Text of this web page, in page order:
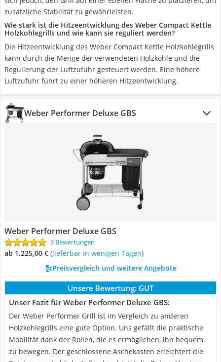
zusätzliche Stabilität zu gewährleisten.
Wie stark ist die Hitzeentwicklung des Weber Compact Kettle
Holzkohlegrills und wie kann sie reguliert werden?
Die Hitzeentwicklung des Weber Compact Kettle Holzkohlegrills
kann durch die Menge der verwendeten Holzkohle und die
Regulierung der Luftzufuhr gesteuert werden. Eine höhere
Luftzufuhr führt zu einer höheren Hitzeentwicklung.
Weber Performer Deluxe GBS
Weber Performer Deluxe GBS
3 Bewertungen
ab 1.225,00 € ( Lieferbar in wenigen Tagen)
Preisvergleich und weitere Angebote
Unsere Bewertung: GUT
Unser Fazit für Weber Performer Deluxe GBS:
Der Weber Performer Grill ist im Vergleich zu anderen
Holzkohlegrills eine gute Option. Uns gefällt die praktische
Mobilität dank der Rollen, die es ermöglichen, ihn bequem
zu bewegen. Der geschlossene Aschekasten erleichtert die